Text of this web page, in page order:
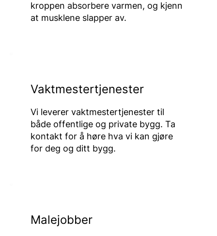
kroppen absorbere varmen, og kjenn
at musklene slapper av.
Vaktmestertjenester
Vi leverer vaktmestertjenester til
både offentlige og private bygg. Ta
kontakt for å høre hva vi kan gjøre
for deg og ditt bygg.
Malejobber